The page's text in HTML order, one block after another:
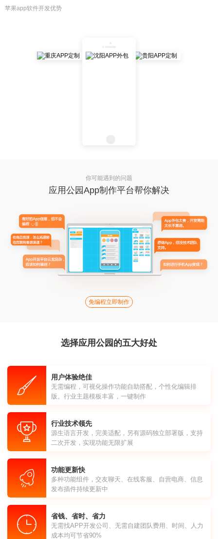
苹果app软件开发优势
你可能遇到的问题
应用公园App制作平台帮你解决
免编程立即制作
选择应用公园的五大好处
用户体验绝佳
无需编程，可视化操作功能自助搭配，个性化编辑排
版。行业主题模板丰富，一键制作
行业技术领先
源生语言开发，完美适配，另有源码独立部署版，支持
二次开发，实现功能无限扩展
功能更新快
多种功能组件，交友聊天、在线客服、自营电商、信息
发布插件持续更新中
省钱、省时、省力
无需找APP开发公司、无需自建团队费用、时间、人力
成本均可节省90%